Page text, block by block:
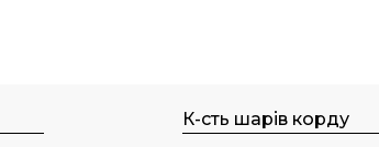
К-сть шарів корду